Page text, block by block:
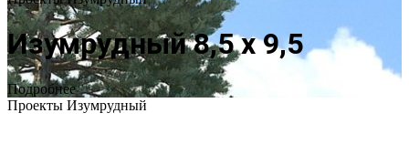
Изумрудный 8,5 х 9,5
Подробнее
Проекты Изумрудный